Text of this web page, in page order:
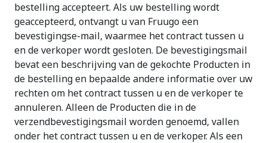
bestelling accepteert. Als uw bestelling wordt
geaccepteerd, ontvangt u van Fruugo een
bevestigingse-mail, waarmee het contract tussen u
en de verkoper wordt gesloten. De bevestigingsmail
bevat een beschrijving van de gekochte Producten in
de bestelling en bepaalde andere informatie over uw
rechten om het contract tussen u en de verkoper te
annuleren. Alleen de Producten die in de
verzendbevestigingsmail worden genoemd, vallen
onder het contract tussen u en de verkoper. Als een